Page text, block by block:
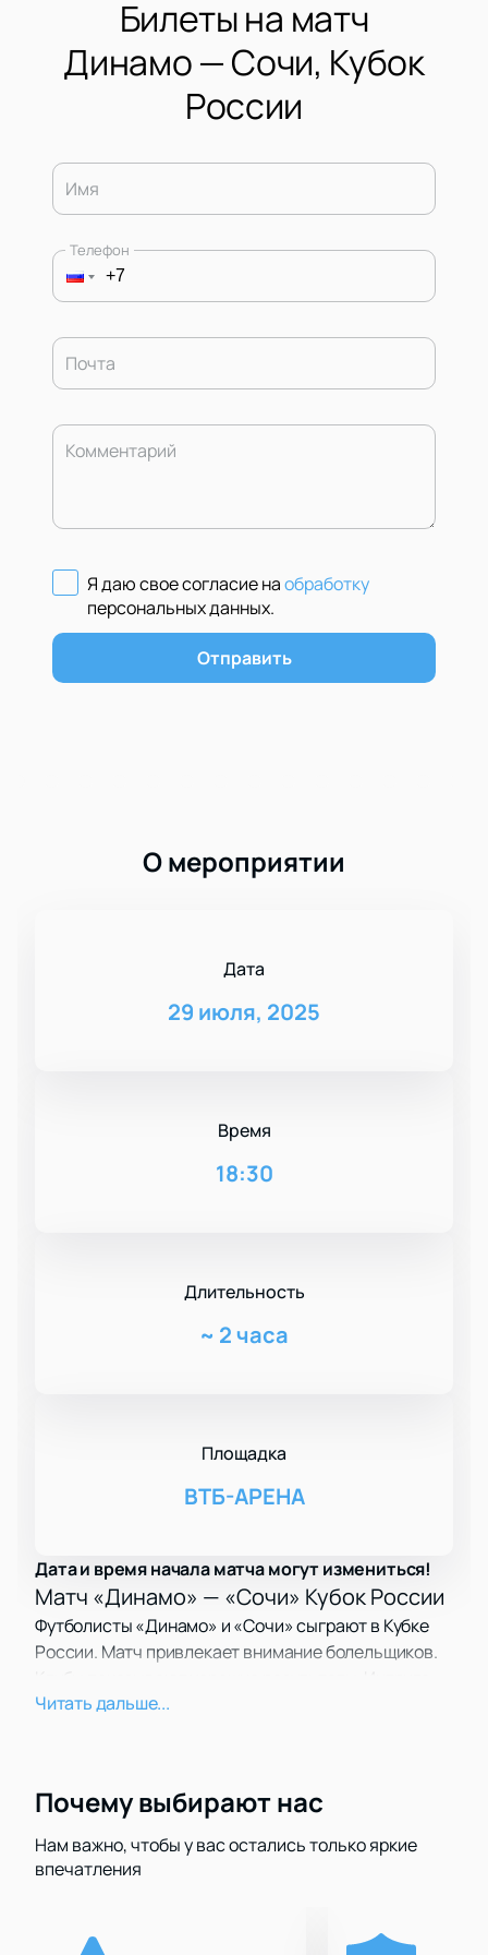
Билеты на матч
Динамо — Сочи, Кубок
России
Имя
Телефон
Почта
Комментарий
Я даю свое согласие наобработку
персональных данных.
Отправить
О мероприятии
Дата
29 июля, 2025
Время
18:30
Длительность
~ 2 часа
Площадка
ВТБ-АРЕНА
Дата и время начала матча могут измениться!
Матч «Динамо» — «Сочи» Кубок России
Футболисты «Динамо» и «Сочи» сыграют в Кубке
России. Матч привлекает внимание болельщиков.
сохраняется до финального свистка.
Ленинградский проспект, дом 36. Атмосфера
стадиона зарядит энергией футбол.
Участники футбольного матча
«Динамо» и «Сочи» представляют разные города.
Читать дальше...
Почему выбирают нас
Нам важно, чтобы у вас остались только яркие
впечатления